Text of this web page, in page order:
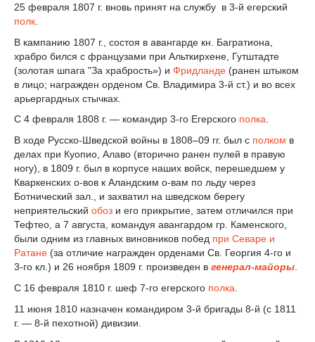
25 февраля 1807 г. вновь принят на службу в 3-й егерский
полк
В кампанию 1807 г., состоя в авангарде кн. Багратиона,
храбро бился с французами при Альткирхене, Гутштадте
(золотая шпага "За храбрость») и Фридланде (ранен штыком
в лицо; награжден орденом Св. Владимира 3-й ст.) и во всех
арьергардных стычках.
С 4 февраля 1808 г. — командир 3-го Егерского полка.
В ходе Русско-Шведской войны в 1808–09 гг. был с полком в
делах при Куопио, Алаво (вторично ранен пулей в правую
ногу), в 1809 г. был в корпусе наших войск, перешедшем у
Кваркенских о-вов к Аландским о-вам по льду через
Ботнический зал., и захватил на шведском берегу
неприятельский обоз и его прикрытие, затем отличился при
Тефтео, а 7 августа, командуя авангардом гр. Каменского,
были одним из главных виновников побед при Севаре и
Ратане (за отличие награжден орденами Св. Георгия 4-го и
3-го кл.) и 26 ноября 1809 г. произведен в генерал-майоры
С 16 февраля 1810 г. шеф 7-го егерского полка
11 июня 1810 назначен командиром 3-й бригады 8-й (с 1811
г. — 8-й пехотной) дивизии.